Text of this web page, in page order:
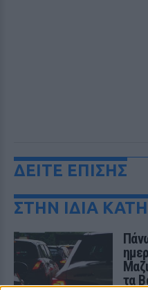
ΔΕΙΤΕ ΕΠΙΣΗΣ
ΣΤΗΝ ΙΔΙΑ
τα